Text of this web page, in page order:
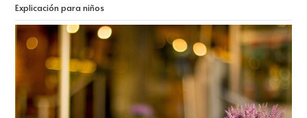
Explicación para niños